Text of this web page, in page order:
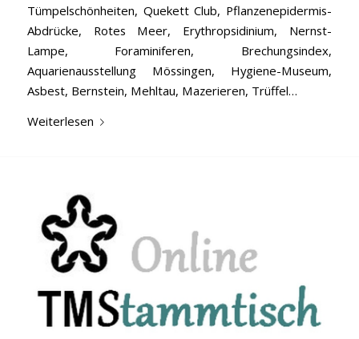
Tümpelschönheiten, Quekett Club, Pflanzenepidermis-
Abdrücke, Rotes Meer, Erythropsidinium, Nernst-
Lampe, Foraminiferen, Brechungsindex,
Aquarienausstellung Mössingen, Hygiene-Museum,
Asbest, Bernstein, Mehltau, Mazerieren, Trüffel…
Weiterlesen